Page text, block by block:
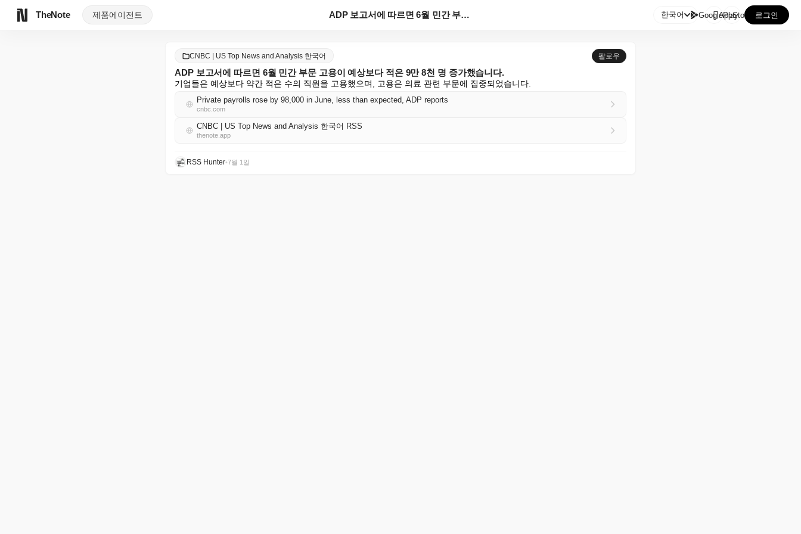
TheNote 제품에이전트 ADP 보고서에 따르면 6월 민간 부문 고용이 예상보다... 한국어 GooglePlay
AppStore 로그인
CNBC | US Top News and Analysis 한국어 팔로우
ADP 보고서에 따르면 6월 민간 부문 고용이 예상보다 적은 9만 8천 명 증가했습니다.
기업들은 예상보다 약간 적은 수의 직원을 고용했으며, 고용은 의료 관련 부문에 집중되었습니다.
Private payrolls rose by 98,000 in June, less than expected, ADP reports
cnbc.com
CNBC | US Top News and Analysis 한국어 RSS
thenote.app
RSS Hunter•7월 1일